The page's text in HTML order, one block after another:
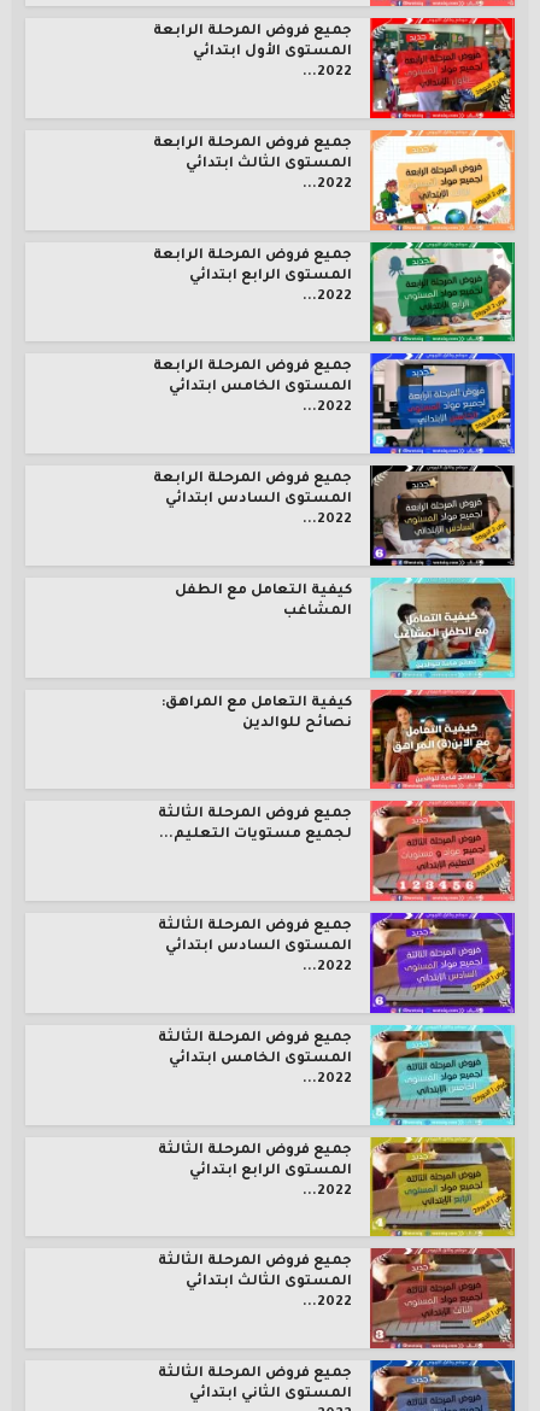
جميع فروض المرحلة الرابعة
المستوى الأول ابتدائي
2022...
جميع فروض المرحلة الرابعة
المستوى الثالث ابتدائي
2022...
جميع فروض المرحلة الرابعة
المستوى الرابع ابتدائي
2022...
جميع فروض المرحلة الرابعة
المستوى الخامس ابتدائي
2022...
جميع فروض المرحلة الرابعة
المستوى السادس ابتدائي
2022...
كيفية التعامل مع الطفل
المشاغب
كيفية التعامل مع المراهق:
نصائح للوالدين
جميع فروض المرحلة الثالثة
لجميع مستويات التعليم...
جميع فروض المرحلة الثالثة
المستوى السادس ابتدائي
2022...
جميع فروض المرحلة الثالثة
المستوى الخامس ابتدائي
2022...
جميع فروض المرحلة الثالثة
المستوى الرابع ابتدائي
2022...
جميع فروض المرحلة الثالثة
المستوى الثالث ابتدائي
2022...
جميع فروض المرحلة الثالثة
المستوى الثاني ابتدائي